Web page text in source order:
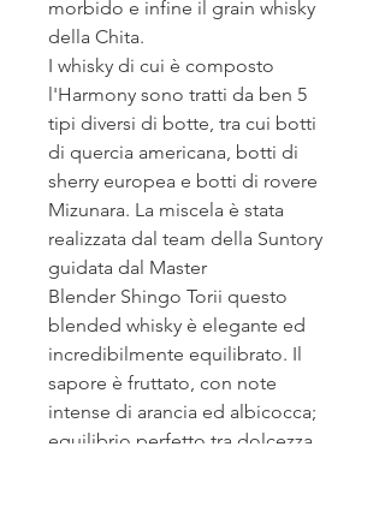
morbido e infine il grain whisky
della Chita.
I whisky di cui è composto
l'Harmony sono tratti da ben 5
tipi diversi di botte, tra cui botti
di quercia americana, botti di
sherry europea e botti di rovere
Mizunara. La miscela è stata
realizzata dal team della Suntory
guidata dal Master
Blender Shingo Torii questo
blended whisky è elegante ed
incredibilmente equilibrato. Il
sapore è fruttato, con note
intense di arancia ed albicocca;
equilibrio perfetto tra dolcezza